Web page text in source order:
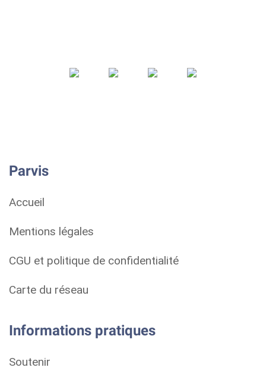
Parvis
Accueil
Mentions légales
CGU et politique de confidentialité
Carte du réseau
Informations pratiques
Soutenir